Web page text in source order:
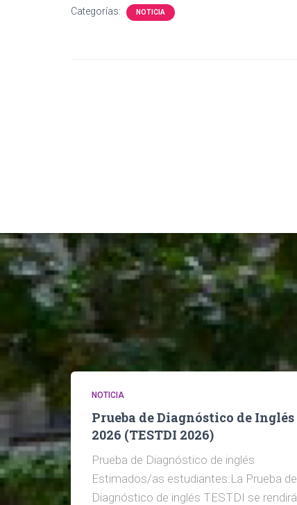
Categorías: NOTICIA
NOTICIA
Prueba de Diagnóstico de Inglés
2026 (TESTDI 2026)
Prueba de Diagnóstico de inglés
Estimados/as estudiantes:La Prueba de
Diagnóstico de inglés TESTDI se rendirá